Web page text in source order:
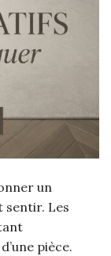
un
sentir. Les
pièce.